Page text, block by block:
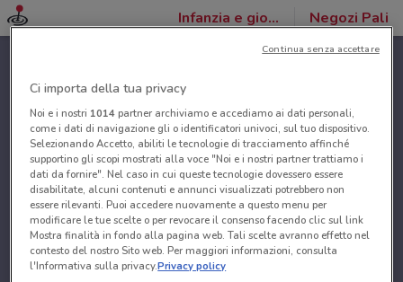
Infanzia e giochi Negozi Pali
Ci importa della tua privacy
Noi e i nostri 1014partner archiviamo e accediamo ai dati personali,
come i dati di navigazione gli o identificatori univoci, sul tuo dispositivo.
Selezionando Accetto, abiliti le tecnologie di tracciamento affinché
supportino gli scopi mostrati alla voce "Noi e i nostri partner trattiamo i
dati da fornire". Nel caso in cui queste tecnologie dovessero essere
disabilitate, alcuni contenuti e annunci visualizzati potrebbero non
essere rilevanti. Puoi accedere nuovamente a questo menu per
modificare le tue scelte o per revocare il consenso facendo clic sul link
Mostra finalità in fondo alla pagina web. Tali scelte avranno effetto nel
contesto del nostro Sito web. Per maggiori informazioni, consulta
l'Informativa sulla privacy.Privacy policy
Continua senza accettare